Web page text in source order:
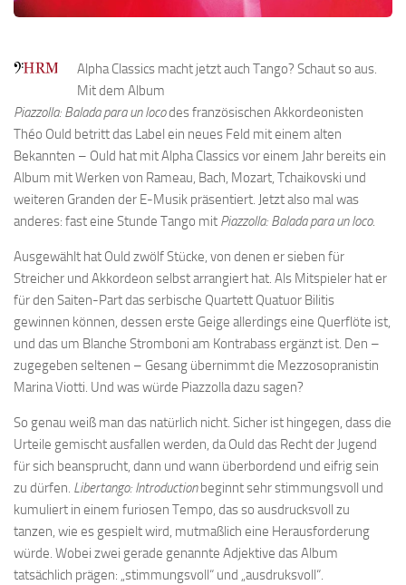
Alpha Classics macht jetzt auch Tango? Schaut so aus.
Mit dem Album
Piazzolla: Balada para un locodes französischen Akkordeonisten
Théo Ould betritt das Label ein neues Feld mit einem alten
Bekannten – Ould hat mit Alpha Classics vor einem Jahr bereits ein
Album mit Werken von Rameau, Bach, Mozart, Tchaikovski und
weiteren Granden der E-Musik präsentiert. Jetzt also mal was
anderes: fast eine Stunde Tango mit Piazzolla: Balada para un loco.
Ausgewählt hat Ould zwölf Stücke, von denen er sieben für
Streicher und Akkordeon selbst arrangiert hat. Als Mitspieler hat er
für den Saiten-Part das serbische Quartett Quatuor Bilitis
gewinnen können, dessen erste Geige allerdings eine Querflöte ist,
und das um Blanche Stromboni am Kontrabass ergänzt ist. Den –
zugegeben seltenen – Gesang übernimmt die Mezzosopranistin
Marina Viotti. Und was würde Piazzolla dazu sagen?
So genau weiß man das natürlich nicht. Sicher ist hingegen, dass die
Urteile gemischt ausfallen werden, da Ould das Recht der Jugend
für sich beansprucht, dann und wann überbordend und eifrig sein
zu dürfen. Libertango: Introductionbeginnt sehr stimmungsvoll und
kumuliert in einem furiosen Tempo, das so ausdrucksvoll zu
tanzen, wie es gespielt wird, mutmaßlich eine Herausforderung
würde. Wobei zwei gerade genannte Adjektive das Album
tatsächlich prägen: „stimmungsvoll“ und „ausdruksvoll“.